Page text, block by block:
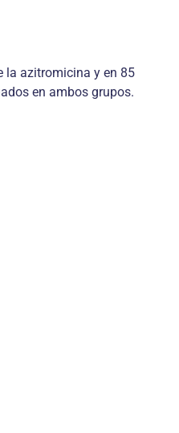
la azitromicina y en 85
en ambos grupos.